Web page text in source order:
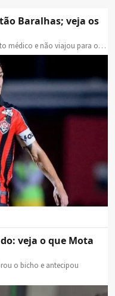
Baralhas; veja os
médico e não viajou para o…
veja o que Mota
o bicho e antecipou